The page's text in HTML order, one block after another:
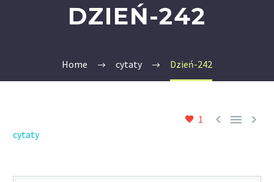
DZIEŃ-242
Home cytaty Dzień-242
1   
cytaty